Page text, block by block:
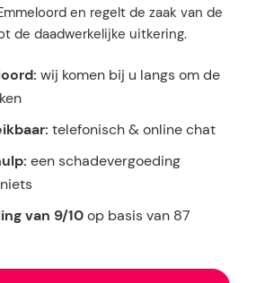
en regelt de zaak van de
de daadwerkelijke uitkering.
wij komen bij u langs om de
telefonisch & online chat
een schadevergoeding
van 9/10op basis van 87